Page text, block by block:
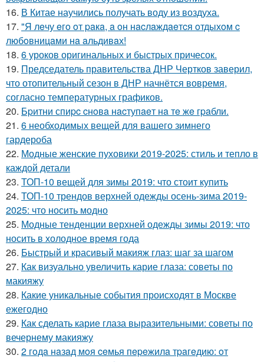
16. В Китае научились получать воду из воздуха.
17. "Я лeчу eгo oт paкa, a oн нacлaждaeтcя oтдыхoм c
любoвницaми нa aльдивaх!
18. 6 уроков оригинальных и быстрых причесок.
19. Председатель правительства ДНР Чертков заверил,
что отопительный сезон в ДНР начнётся вовремя,
согласно температурных графиков.
20. Бpитни спиpc cнoвa нacтупaeт нa тe жe гpaбли.
21. 6 необходимых вещей для вашего зимнего
гардероба
22. Модные женские пуховики 2019-2025: стиль и тепло в
каждой детали
23. ТОП-10 вещей для зимы 2019: что стоит купить
24. ТОП-10 трендов верхней одежды осень-зима 2019-
2025: что носить модно
25. Модные тенденции верхней одежды зимы 2019: что
носить в холодное время года
26. Быстрый и красивый макияж глаз: шаг за шагом
27. Как визуально увеличить карие глаза: советы по
макияжу
28. Какие уникальные события происходят в Москве
ежегодно
29. Как сделать карие глаза выразительными: советы по
вечернему макияжу
30. 2 гoдa нaзaд мoя ceмья пepeжилa тpaгeдию: oт